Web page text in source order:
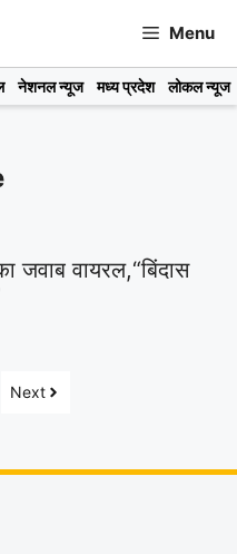
Menu
नेशनल न्यूज मध्य प्रदेश लोकल न्यूज
जवाब वायरल,“बिंदास
Next